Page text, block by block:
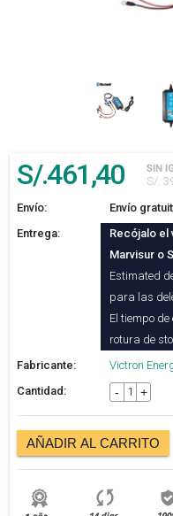
S/.461,40 SIN
S/.
Envío:
Envío
Entrega:
Recójalo el
Marvisur o
Estimated
para las
El tiempo
rotura de
Fabricante:
Victron
Cantidad:
- +
AÑADIR AL CARRITO